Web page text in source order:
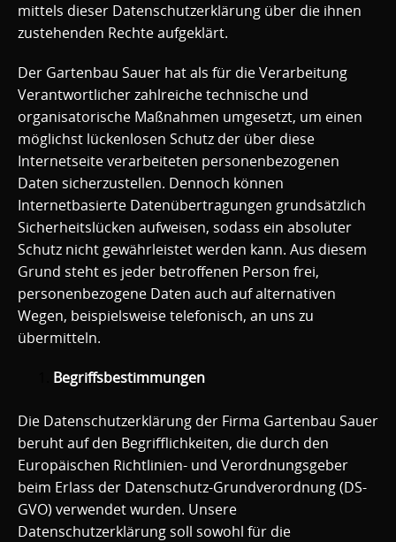
mittels dieser Datenschutzerklärung über die ihnen
zustehenden Rechte aufgeklärt.
Der Gartenbau Sauer hat als für die Verarbeitung
Verantwortlicher zahlreiche technische und
organisatorische Maßnahmen umgesetzt, um einen
möglichst lückenlosen Schutz der über diese
Internetseite verarbeiteten personenbezogenen
Daten sicherzustellen. Dennoch können
Internetbasierte Datenübertragungen grundsätzlich
Sicherheitslücken aufweisen, sodass ein absoluter
Schutz nicht gewährleistet werden kann. Aus diesem
Grund steht es jeder betroffenen Person frei,
personenbezogene Daten auch auf alternativen
Wegen, beispielsweise telefonisch, an uns zu
übermitteln.
Begriffsbestimmungen
Die Datenschutzerklärung der Firma Gartenbau Sauer
beruht auf den Begrifflichkeiten, die durch den
Europäischen Richtlinien- und Verordnungsgeber
beim Erlass der Datenschutz-Grundverordnung (DS-
GVO) verwendet wurden. Unsere
Datenschutzerklärung soll sowohl für die